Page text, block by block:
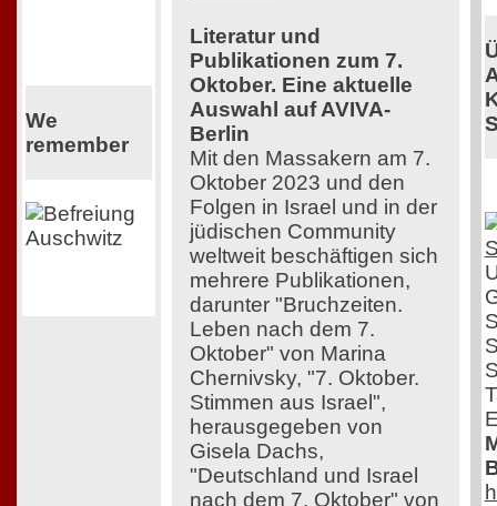
We
remember
Literatur und
Publikationen zum 7.
Oktober. Eine aktuelle
Auswahl auf AVIVA-
Berlin
Mit den Massakern am 7.
Oktober 2023 und den
Folgen in Israel und in der
jüdischen Community
weltweit beschäftigen sich
mehrere Publikationen,
darunter "Bruchzeiten.
Leben nach dem 7.
Oktober" von Marina
Chernivsky, "7. Oktober.
Stimmen aus Israel",
herausgegeben von
Gisela Dachs,
"Deutschland und Israel
nach dem 7. Oktober" von